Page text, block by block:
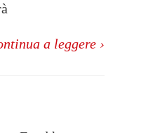
a leggere ›